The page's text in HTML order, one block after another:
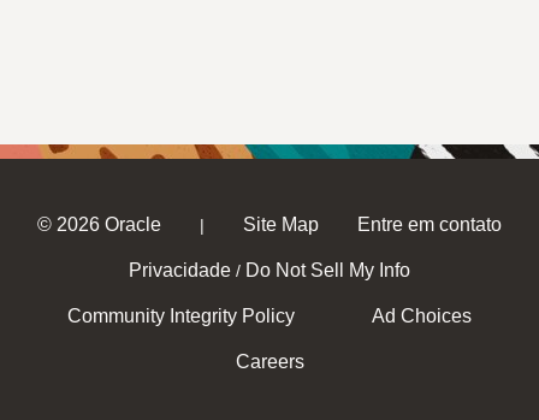
© 2026 Oracle | Site Map Entre em contato
Privacidade / Do Not Sell My Info
Community Integrity Policy Ad Choices
Careers